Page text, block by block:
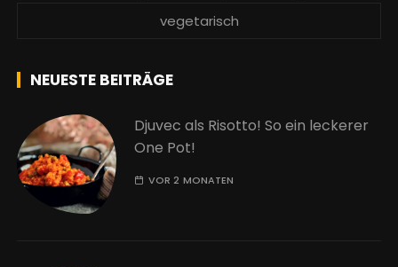
vegetarisch
NEUESTE BEITRÄGE
Djuvec als Risotto! So ein leckerer
One Pot!
VOR 2 MONATEN